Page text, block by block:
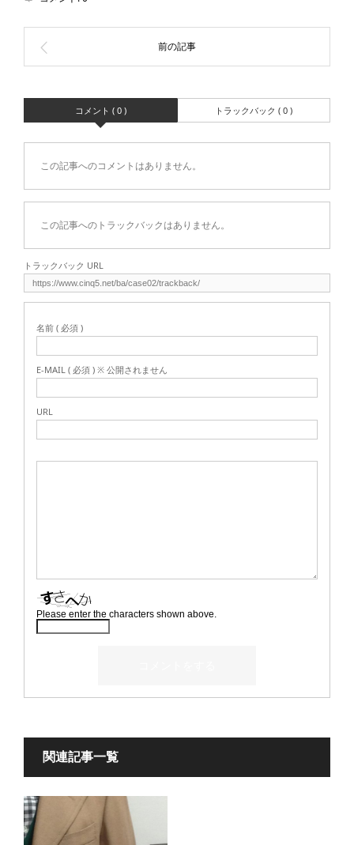
コメント ( 0 ) トラックバック ( 0 )
この記事へのコメントはありません。
この記事へのトラックバックはありません。
トラックバック URL
名前 ( 必須 )
E-MAIL ( 必須 ) ※ 公開されません
URL
Please enter the characters shown above.
関連記事一覧